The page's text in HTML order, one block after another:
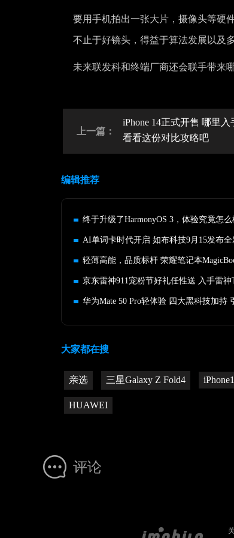
要用手机拍出一张大片，摄像头等硬
不止于好镜头，得益于算法发展以及
未来联发科和终端厂商还会联手带来
上一篇：
iPhone 14正式开售 哪里入
看看这份对比攻略吧
编辑推荐
AI单词卡时代开启 如布科技9月15发布全
华为Mate 50 Pro轻体验 四大黑科技加持
大家都在搜
亲选 三星Galaxy Z Fold4
HUAWEI
评论